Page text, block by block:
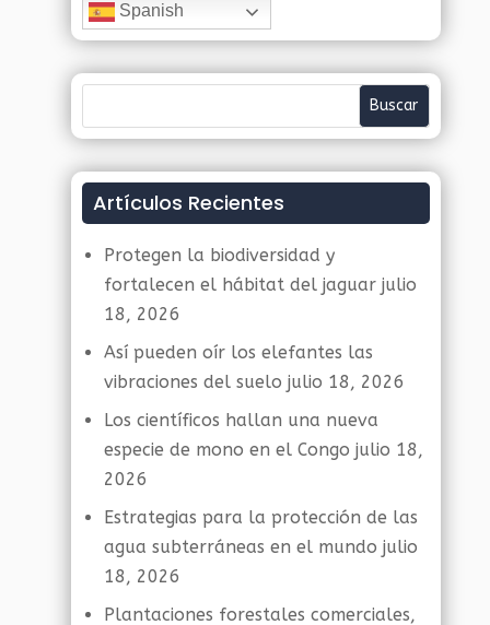
Spanish
Artículos Recientes
Protegen la biodiversidad y
fortalecen el hábitat del jaguar julio
18, 2026
Así pueden oír los elefantes las
vibraciones del suelo julio 18, 2026
Los científicos hallan una nueva
especie de mono en el Congo julio 18,
2026
Estrategias para la protección de las
agua subterráneas en el mundo julio
18, 2026
Plantaciones forestales comerciales,